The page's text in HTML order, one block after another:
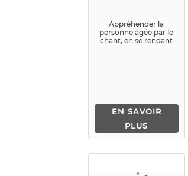
Appréhender la
personne âgée par le
chant, en se rendant
EN SAVOIR
PLUS